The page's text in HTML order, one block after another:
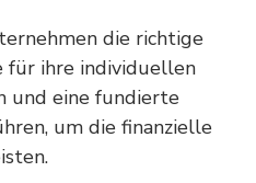
die richtige
für ihre individuellen
und eine fundierte
um die finanzielle